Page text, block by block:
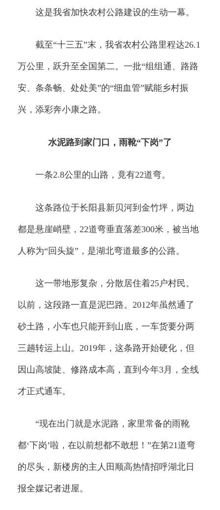
这是我省加快农村公路建设的生动一幕。
截至“十三五”末，我省农村公路里程达26.1
万公里，跃升至全国第二。一批“组组通、路路
安、条条畅、处处美”的“细血管”赋能乡村振
兴，添彩奔小康之路。
水泥路到家门口，雨靴“下岗”了
一条2.8公里的山路，竟有22道弯。
这条路位于长阳县新贝河到金竹坪，两边
都是悬崖峭壁，22道弯垂直落差300米，被当地
人称为“回头旋”，是湖北弯道最多的公路。
这一带地形复杂，分散居住着25户村民。
以前，这段路一直是泥巴路。2012年虽然通了
砂土路，小车也只能开到山底，一车货要分两
三趟转运上山。2019年，这条路开始硬化，但
因山高坡陡、修路成本高，直到今年3月，全线
才正式通车。
“现在出门就是水泥路，家里常备的雨靴
都‘下岗’啦，在以前想都不敢想！”在第21道弯
的尽头，新楼房的主人田顺高热情招呼湖北日
报全媒记者进屋。